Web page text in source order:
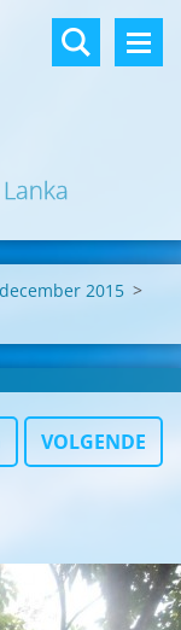
2015 >
VOLGENDE